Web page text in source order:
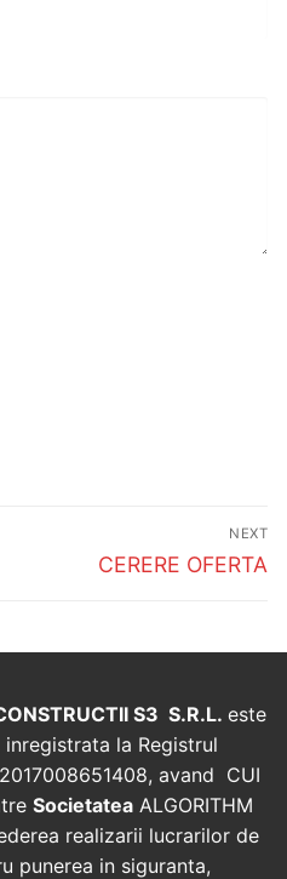
NEXT
Next
CERERE OFERTA
S3 S.R.L. este
la Registrul
avand CUI
Societatea ALGORITHM
realizarii lucrarilor de
punerea in siguranta,